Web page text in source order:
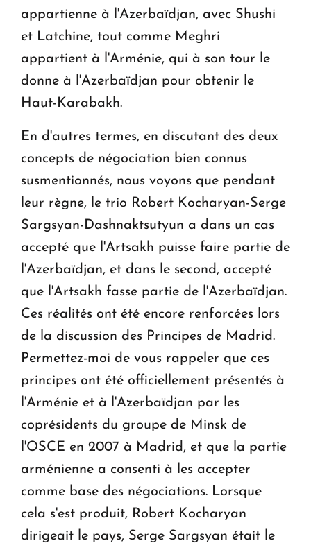
appartienne à l'Azerbaïdjan, avec Shushi
et Latchine, tout comme Meghri
appartient à l'Arménie, qui à son tour le
donne à l'Azerbaïdjan pour obtenir le
Haut-Karabakh.
En d'autres termes, en discutant des deux
concepts de négociation bien connus
susmentionnés, nous voyons que pendant
leur règne, le trio Robert Kocharyan-Serge
Sargsyan-Dashnaktsutyun a dans un cas
accepté que l'Artsakh puisse faire partie de
l'Azerbaïdjan, et dans le second, accepté
que l'Artsakh fasse partie de l'Azerbaïdjan.
Ces réalités ont été encore renforcées lors
de la discussion des Principes de Madrid.
Permettez-moi de vous rappeler que ces
principes ont été officiellement présentés à
l'Arménie et à l'Azerbaïdjan par les
coprésidents du groupe de Minsk de
l'OSCE en 2007 à Madrid, et que la partie
arménienne a consenti à les accepter
comme base des négociations. Lorsque
cela s'est produit, Robert Kocharyan
dirigeait le pays, Serge Sargsyan était le